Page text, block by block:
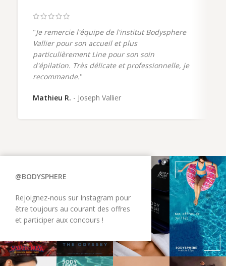
"Je remercie l'équipe de l'institut Bodysphere
Vallier pour son accueil et plus
particulièrement Line pour son soin
d'épilation. Très délicate et professionnelle, je
recommande."
Mathieu R. Joseph Vallier
@BODYSPHERE
Rejoignez-nous sur Instagram pour
être toujours au courant des offres
et participer aux concours !